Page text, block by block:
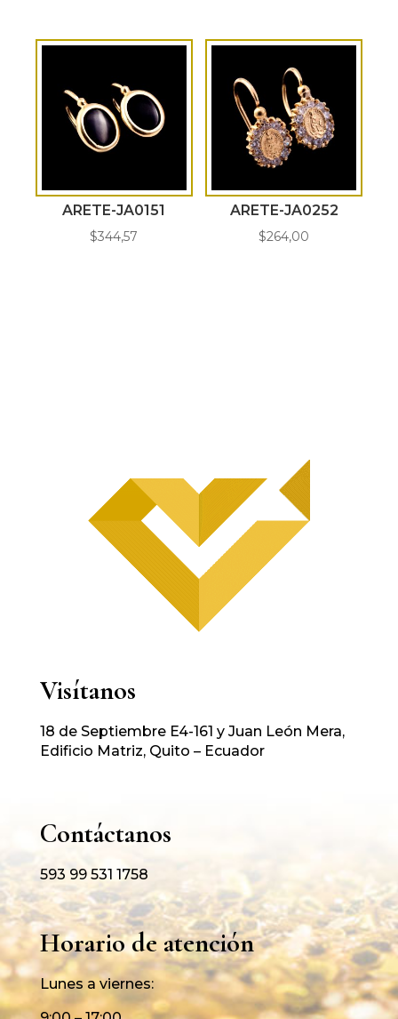
ARETE-JA0151
$344,57
ARETE-JA0252
$264,00
Visítanos
18 de Septiembre E4-161 y Juan León Mera,
Edificio Matriz, Quito – Ecuador
Contáctanos
593 99 531 1758
Horario de atención
Lunes a viernes: